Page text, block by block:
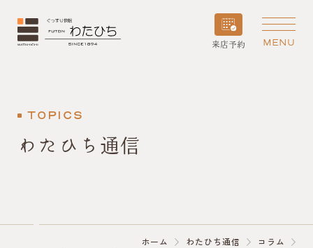
来店予約 MENU
TOPICS
わたひち通信
ホーム わたひち通信
コラム